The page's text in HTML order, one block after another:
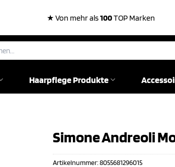
★ Von mehr als100TOP Marken
Haarpflege Produkte
Simone Andreoli
Artikelnummer:8055681296015